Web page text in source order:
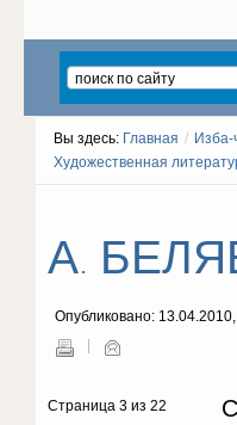
Вы здесь: Главная / Изба-
Художественная
А.
Опубликовано:
Страница 3 из 22